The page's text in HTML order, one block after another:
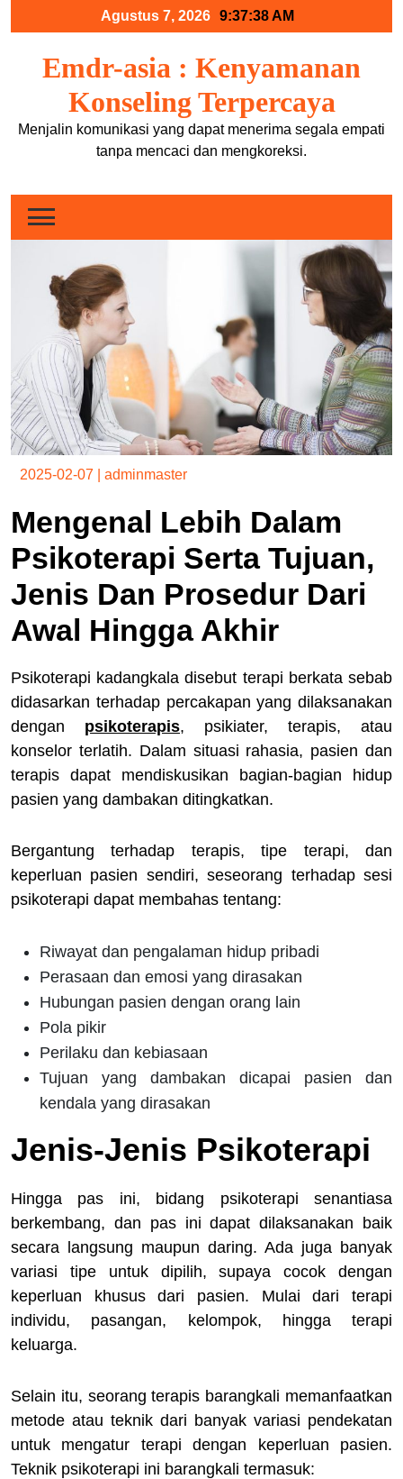
Agustus 7, 2026 9:37:38 AM
Emdr-asia : Kenyamanan
Konseling Terpercaya
Menjalin komunikasi yang dapat menerima segala empati
tanpa mencaci dan mengkoreksi.
2025-02-07 adminmaster
Mengenal Lebih Dalam
Psikoterapi Serta Tujuan,
Jenis Dan Prosedur Dari
Awal Hingga Akhir
Psikoterapi kadangkala disebut terapi berkata sebab
didasarkan terhadap percakapan yang dilaksanakan
dengan psikoterapis, psikiater, terapis, atau
konselor terlatih. Dalam situasi rahasia, pasien dan
terapis dapat mendiskusikan bagian-bagian hidup
pasien yang dambakan ditingkatkan.
Bergantung terhadap terapis, tipe terapi, dan
keperluan pasien sendiri, seseorang terhadap sesi
psikoterapi dapat membahas tentang:
Riwayat dan pengalaman hidup pribadi
Perasaan dan emosi yang dirasakan
Hubungan pasien dengan orang lain
Pola pikir
Perilaku dan kebiasaan
Tujuan yang dambakan dicapai pasien dan
kendala yang dirasakan
Jenis-Jenis Psikoterapi
Hingga pas ini, bidang psikoterapi senantiasa
berkembang, dan pas ini dapat dilaksanakan baik
secara langsung maupun daring. Ada juga banyak
variasi tipe untuk dipilih, supaya cocok dengan
keperluan khusus dari pasien. Mulai dari terapi
individu, pasangan, kelompok, hingga terapi
keluarga.
Selain itu, seorang terapis barangkali memanfaatkan
metode atau teknik dari banyak variasi pendekatan
untuk mengatur terapi dengan keperluan pasien.
Teknik psikoterapi ini barangkali termasuk: